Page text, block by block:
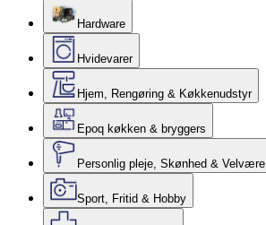
Hardware
Hvidevarer
Hjem, Rengøring & Køkkenudstyr
Epoq køkken & bryggers
Personlig pleje, Skønhed & Velvære
Sport, Fritid & Hobby